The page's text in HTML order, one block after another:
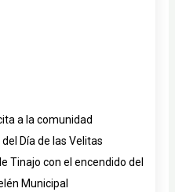
a la comunidad
Día de las Velitas
Tinajo con el encendido del
Municipal
Siguiente